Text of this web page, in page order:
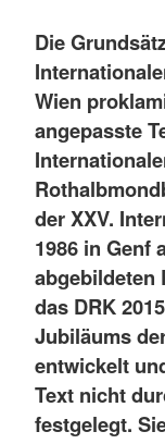
Die
Wien
angepasste
der XXV.
1986 in Genf
abgebildeten
das DRK
Jubiläums
entwickelt
Text nicht
festgelegt.